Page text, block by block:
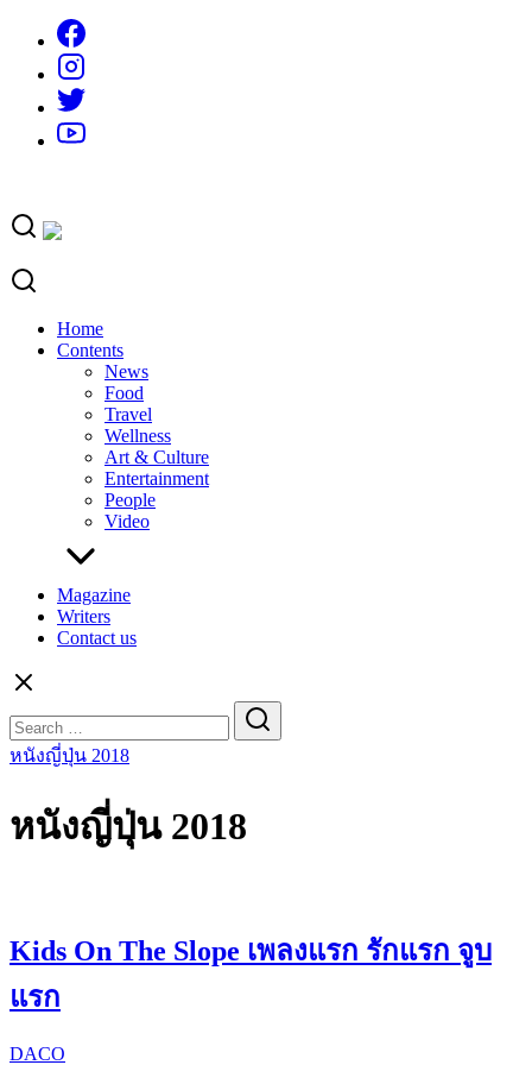
content
Home
Contents
News
Food
Travel
Wellness
Art & Culture
Entertainment
People
Video
Magazine
Writers
Contact us
for:
หนังญี่ปุ่น 2018
หนังญี่ปุ่น 2018
Kids On The Slope เพลงแรก รักแรก จูบ
แรก
DACO